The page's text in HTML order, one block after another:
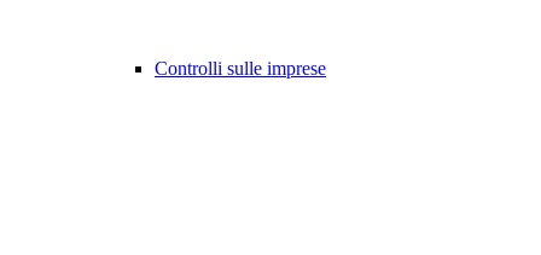
Controlli sulle imprese